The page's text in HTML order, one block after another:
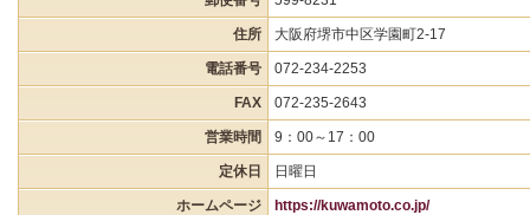
住所 大阪府堺市中区学園町2-17
電話番号 072-234-2253
FAX 072-235-2643
営業時間 9：00～17：00
定休日 日曜日
ホームページ https://kuwamoto.co.jp/